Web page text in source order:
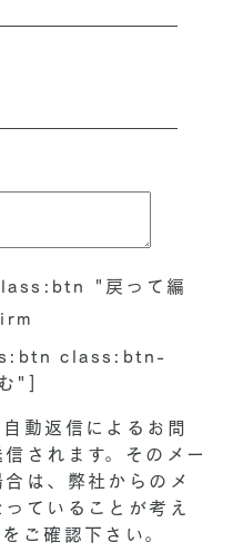
"戻って編
class:btn-
"]
動返信によるお問
されます。そのメー
は、弊社からのメ
ていることが考え
ご確認下さい。